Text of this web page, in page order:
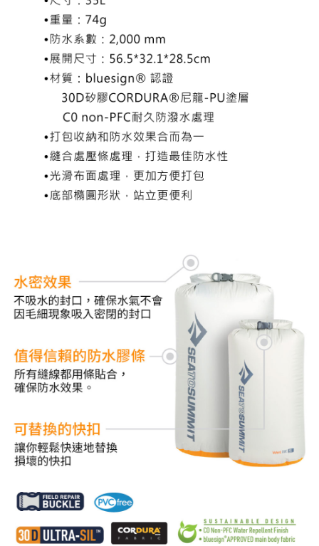
客戶支援中心」
https://netprotections.freshdesk.com/support/home
【注意事項】
１．透過由恩沛科技股份有限公司提供之「AFTEE先享後付」服務完成之交
易，需依本服務之必要範圍內提供個人資料，並將交易相關給付款項請求債
權轉讓予恩沛科技股份有限公司。
２．關於個人資料處理事宜，請瀏覽以下網址：
https://aftee.tw/terms/#terms3
３．未成年的使用者請事先徵得法定代理人或監護人之同意方可使用
「AFTEE先享後付」，若未經同意申辦者引起之損失，本公司不負相關責
４．使用「AFTEE先享後付」時，將依據個別帳號之用戶狀況，依本公司即
時審查核予不同之上限額度；若仍有額度不足之情形，本公司將視審查結果
請求用戶進行身份認證。
恩沛科技股份有限公司將有權停止該用戶之使用額度並採取法律行動。
付款後門市自取
貨到付款
每筆NT$130，滿NT$3,000(含以上)免運費